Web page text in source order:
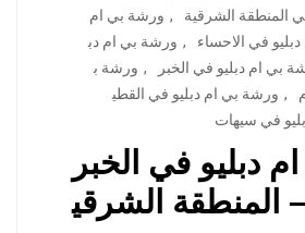
, ورشة بي ام
في الاحساء , ورشة بي ام دب
بي ام دبليو في الخبر , ورشة ب
, ورشة بي ام دبليو في القطي
في سيهات
دبليو في الخبر
المنطقة الشرقي